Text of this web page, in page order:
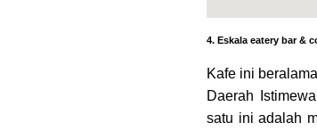
4. Eskala eatery bar &
Kafe ini
Daerah
satu ini adalah